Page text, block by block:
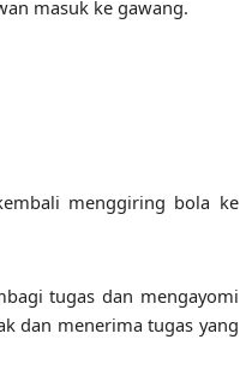
masuk ke gawang.
menggiring bola ke
tugas dan mengayomi
dan menerima tugas yang